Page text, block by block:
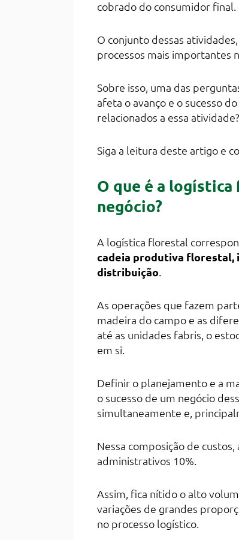
cobrado do consumidor final.
O conjunto dessas
processos mais importantes
Sobre isso, uma das
afeta o avanço e o sucesso
relacionados a essa
Siga a leitura deste artigo e
O que é a
negócio?
A logística florestal
cadeia produtiva florestal,
distribuição.
As operações que fazem
madeira do campo e as
até as unidades fabris, o
em si.
Definir o planejamento e a
o sucesso de um negócio
simultaneamente e,
Nessa composição de
administrativos 10%.
Assim, fica nítido o alto
variações de grandes
no processo logístico.